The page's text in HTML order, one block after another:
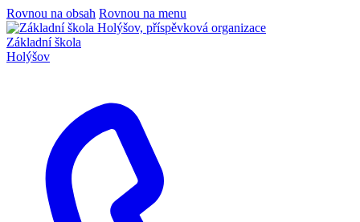
Rovnou na obsah Rovnou na menu
Základní škola
Holýšov